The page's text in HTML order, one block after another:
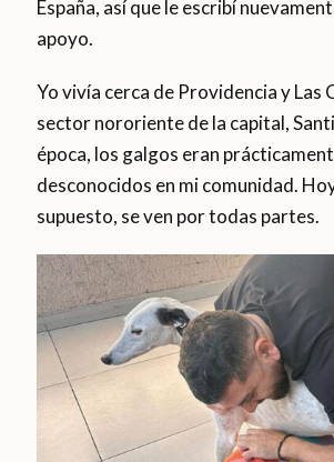
España, así que le escribí
apoyo.
Yo vivía cerca de Providencia y Las
sector nororiente de la capital,
época, los galgos eran
desconocidos en mi comunidad.
supuesto, se ven por todas partes.